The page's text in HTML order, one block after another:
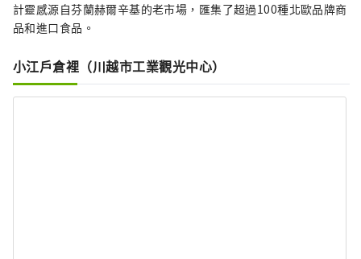
計靈感源自芬蘭赫爾辛基的老市場，匯集了超過100種北歐品牌商
品和進口食品。
小江戶倉裡（川越市工業觀光中心）